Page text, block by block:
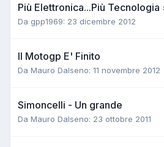
Più Elettronica...Più
Da gpp1969: 23 dicembre 2012
Il Motogp E' Finito
Da Mauro Dalseno: 11 novembre 2012
Simoncelli - Un grande
Da Mauro Dalseno: 23 ottobre 2011